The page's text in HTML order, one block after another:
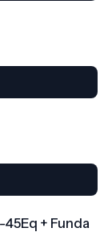
+ Funda